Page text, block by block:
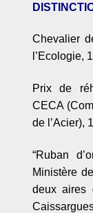
Chevalier
l’Ecologie,
Prix de
CECA
de l ’Acier),
“Ruban d
Ministère
deux aires